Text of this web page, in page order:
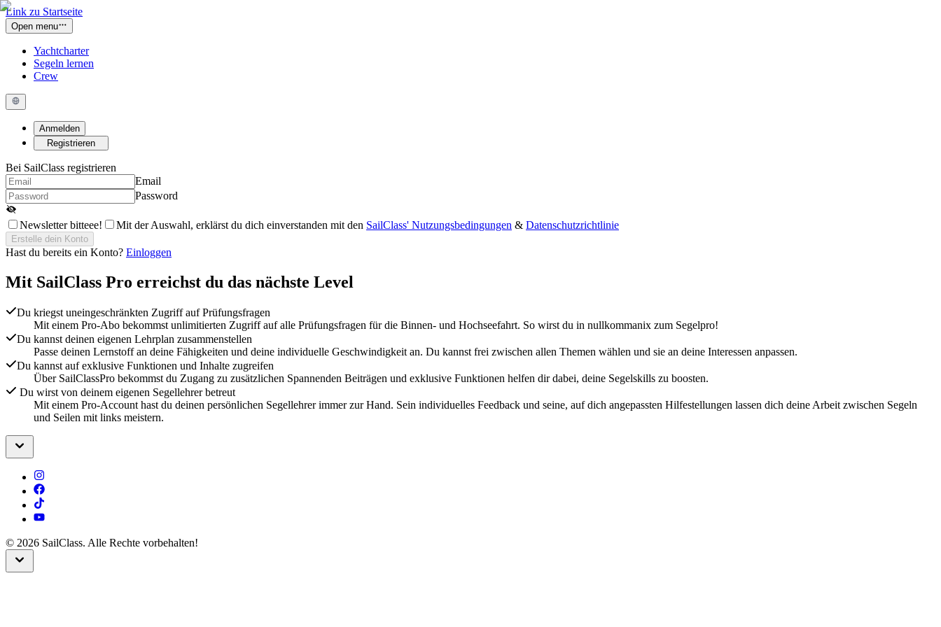
Link zu Startseite
Open menu
Yachtcharter
Segeln lernen
Crew
Anmelden
Registrieren
Bei SailClass registrieren
Email
Password
Newsletter bitteee! Mit der Auswahl, erklärst du dich einverstanden mit den SailClass' Nutzungsbedingungen & Datenschutzrichtlinie
Erstelle dein Konto
Hast du bereits ein Konto? Einloggen
Mit SailClass Pro erreichst du das nächste Level
Du kriegst uneingeschränkten Zugriff auf Prüfungsfragen
Mit einem Pro-Abo bekommst unlimitierten Zugriff auf alle Prüfungsfragen für die Binnen- und Hochseefahrt. So wirst du in nullkommanix zum Segelpro!
Du kannst deinen eigenen Lehrplan zusammenstellen
Passe deinen Lernstoff an deine Fähigkeiten und deine individuelle Geschwindigkeit an. Du kannst frei zwischen allen Themen wählen und sie an deine Interessen anpassen.
Du kannst auf exklusive Funktionen und Inhalte zugreifen
Über SailClassPro bekommst du Zugang zu zusätzlichen Spannenden Beiträgen und exklusive Funktionen helfen dir dabei, deine Segelskills zu boosten.
Du wirst von deinem eigenen Segellehrer betreut
Mit einem Pro-Account hast du deinen persönlichen Segellehrer immer zur Hand. Sein individuelles Feedback und seine, auf dich angepassten Hilfestellungen lassen dich deine Arbeit zwischen Segeln
und Seilen mit links meistern.
© 2026 SailClass. Alle Rechte vorbehalten!